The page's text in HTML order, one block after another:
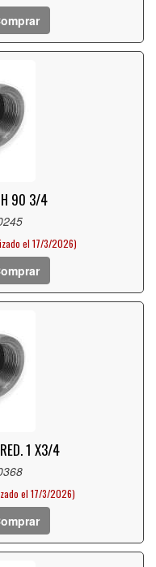
90 3/4
el 17/3/2026)
1 X3/4
el 17/3/2026)